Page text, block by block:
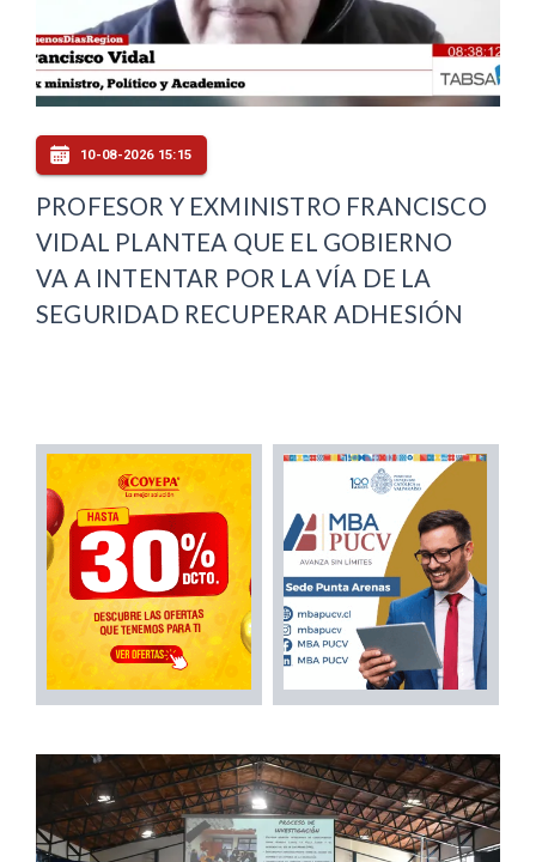
10-08-2026 15:15
PROFESOR Y EXMINISTRO FRANCISCO
VIDAL PLANTEA QUE EL GOBIERNO
VA A INTENTAR POR LA VÍA DE LA
SEGURIDAD RECUPERAR ADHESIÓN